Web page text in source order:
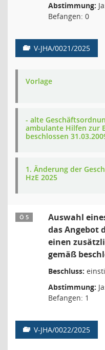
Abstimmung:
Befangen: 0
V-JHA/0021/2025
Vorlage
- alte
ambulante Hilfen zur
beschlossen
1. Änderung der
HzE 2025
Ö 5
Auswahl
das Angebot
einen
gemäß
Beschluss:
Abstimmung:
Befangen: 1
V-JHA/0022/2025